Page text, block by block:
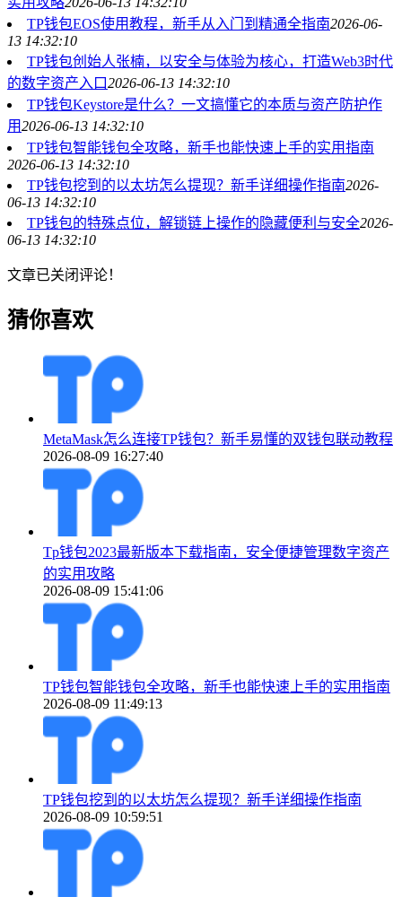
TP钱包EOS使用教程，新手从入门到精通全指南2026-06-
13 14:32:10
TP钱包创始人张楠，以安全与体验为核心，打造Web3时代
的数字资产入口2026-06-13 14:32:10
TP钱包Keystore是什么？一文搞懂它的本质与资产防护作
用2026-06-13 14:32:10
TP钱包智能钱包全攻略，新手也能快速上手的实用指南
2026-06-13 14:32:10
TP钱包挖到的以太坊怎么提现？新手详细操作指南2026-
06-13 14:32:10
TP钱包的特殊点位，解锁链上操作的隐藏便利与安全2026-
06-13 14:32:10
文章已关闭评论！
猜你喜欢
MetaMask怎么连接TP钱包？新手易懂的双钱包联动教程
2026-08-09 16:27:40
Tp钱包2023最新版本下载指南，安全便捷管理数字资产
的实用攻略
2026-08-09 15:41:06
TP钱包智能钱包全攻略，新手也能快速上手的实用指南
2026-08-09 11:49:13
TP钱包挖到的以太坊怎么提现？新手详细操作指南
2026-08-09 10:59:51